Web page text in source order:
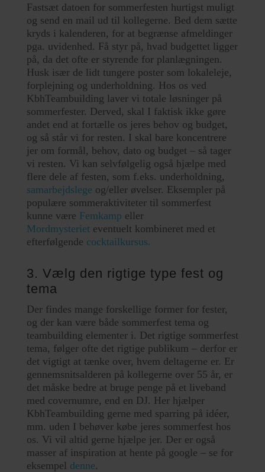
Fastsæt datoen for sommerfesten hurtigst muligt
og send en mail ud til kollegerne. Bed dem sætte
kryds i kalenderen, for at begrænse afmeldinger
pga. uvidenhed. Få styr på, hvad budgettet ligger
på, da det ofte er styrende for planlægningen.
Husk især de lidt tungere poster som lokaleleje,
forplejning og underholdning. Hos os ved
KbhTeambuilding laver vi totale løsninger på
sommerfester. Derved, skal I faktisk ikke gøre
andet end at fortælle os jeres behov og budget,
og så står vi for resten. I skal bare koncentrere
jer om formål, behov, dato og budget – så tager
vi resten. Vi kan selvfølgelig også hjælpe med
flere dele af festen, som f.eks. underholdning,
samarbejdslege og/eller øvelser. Eksempler på
populære sommeraktiviteter til sommerfest
kunne være Femkamp eller
Mordmysteriet eventuelt kombineret med et
efterfølgende cocktailkursus.
3. Vælg den rigtige type fest og
tema
Der findes mange forskellige former for fester,
og der kan være både sommerfest tema og
teambuilding elementer i. Det rigtige sommerfest
tema, følger ofte det rigtige publikum – derfor er
det vigtigt at tænke over, hvem deltagerne er. Er
gennemsnitsalderen på kollegerne over 55 år, er
det måske bedre at bruge penge på et liveband
med covernumre, end en DJ. Her hjælper
KbhTeambuilding gerne med sparring på idéer,
mm. uden I behøver købe jeres sommerfest hos
os. Vi vil altid gerne hjælpe jer. Der er også
masser af inspiration at hente på google – se for
eksempel denne.